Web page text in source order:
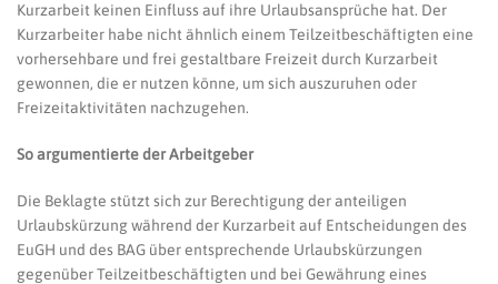
Kurzarbeit keinen Einfluss auf ihre Urlaubsansprüche hat. Der
Kurzarbeiter habe nicht ähnlich einem Teilzeitbeschäftigten eine
vorhersehbare und frei gestaltbare Freizeit durch Kurzarbeit
gewonnen, die er nutzen könne, um sich auszuruhen oder
Freizeitaktivitäten nachzugehen.
So argumentierte der Arbeitgeber
Die Beklagte stützt sich zur Berechtigung der anteiligen
Urlaubskürzung während der Kurzarbeit auf Entscheidungen des
EuGH und des BAG über entsprechende Urlaubskürzungen
gegenüber Teilzeitbeschäftigten und bei Gewährung eines